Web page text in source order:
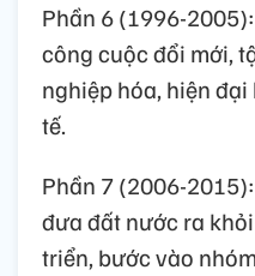
Phần 6 (1996-
công cuộc đổi mới,
nghiệp hóa, hiện
tế.
Phần 7 (2006-
đưa đất nước ra
triển, bước vào